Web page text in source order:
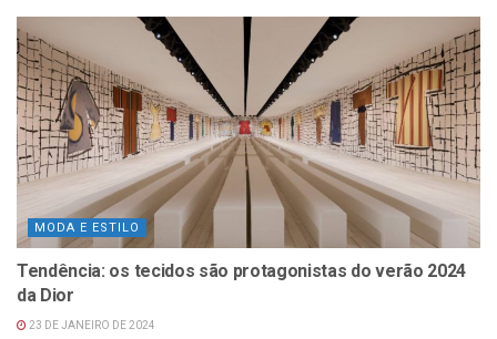
MODA E ESTILO
Tendência: os tecidos são protagonistas do verão 2024
da Dior
23 DE JANEIRO DE 2024